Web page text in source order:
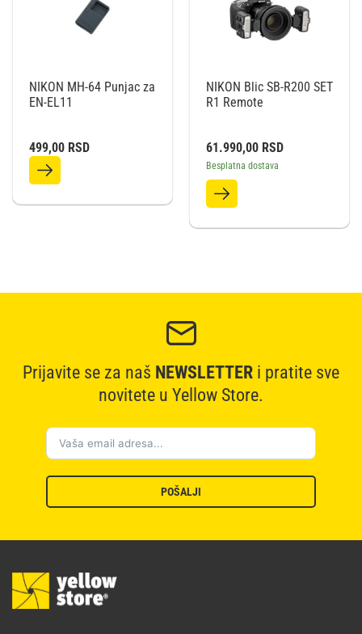
NIKON MH-64 Punjac za
EN-EL11
499,00 RSD
NIKON Blic SB-R200 SET
R1 Remote
61.990,00 RSD
Besplatna dostava
Prijavite se za naš NEWSLETTER i pratite sve
novitete u Yellow Store.
POŠALJI